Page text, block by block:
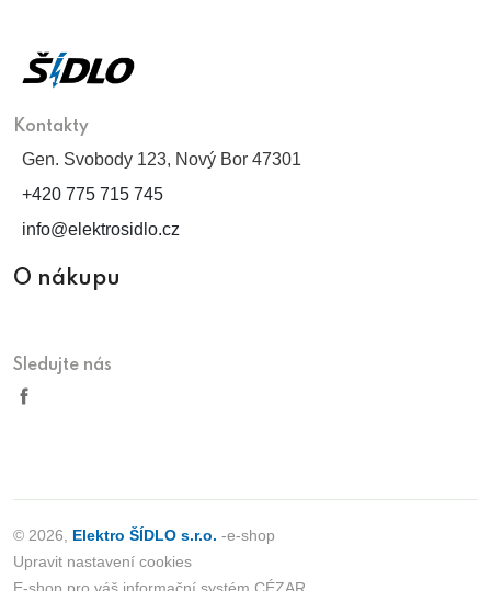
Kontakty
Gen. Svobody 123, Nový Bor 47301
+420 775 715 745
info@elektrosidlo.cz
O nákupu
Sledujte nás
© 2026, Elektro ŠÍDLO s.r.o. -e-shop
Upravit nastavení cookies